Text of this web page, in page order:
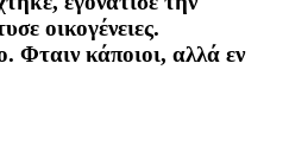
οικογένειες.
κάποιοι, αλλά εν